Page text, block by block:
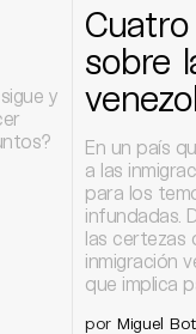
y
sobre
En un país
a las
para los
infundadas.
las certezas
inmigración
que implica
por Miguel